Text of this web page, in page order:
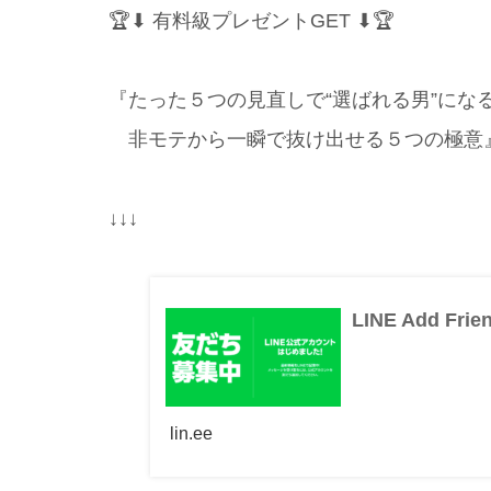
🏆⬇ 有料級プレゼントGET ⬇🏆
『たった５つの見直しで“選ばれる男”にな
非モテから一瞬で抜け出せる５つの極意』
↓↓↓
LINE Add
lin.ee